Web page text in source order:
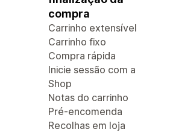
compra
Carrinho extensível
Carrinho fixo
Compra rápida
Inicie sessão com a
Shop
Notas do carrinho
Pré-encomenda
Recolhas em loja